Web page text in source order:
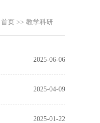
页 >> 教学科研
2025-06-06
2025-04-09
2025-01-22